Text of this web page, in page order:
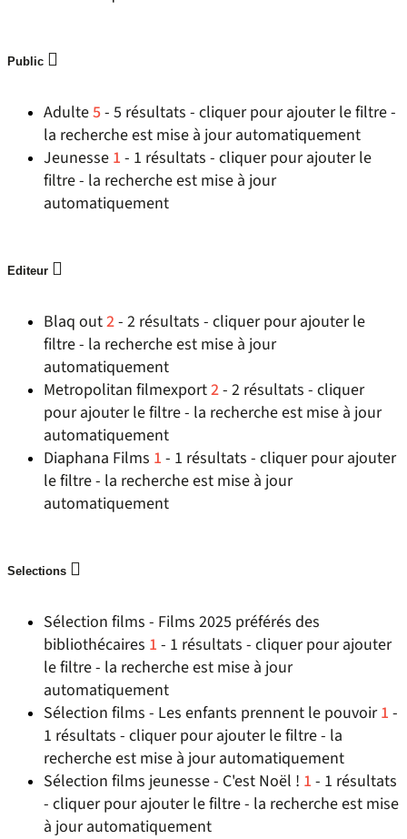
Public
Adulte5- 5 résultats - cliquer pour ajouter le filtre -
la recherche est mise à jour automatiquement
Jeunesse 1 - 1 résultats - cliquer pour ajouter le
filtre - la recherche est mise à jour
automatiquement
Editeur
Blaq out2- 2 résultats - cliquer pour ajouter le
filtre - la recherche est mise à jour
automatiquement
Metropolitan filmexport2- 2 résultats - cliquer
pour ajouter le filtre - la recherche est mise à jour
automatiquement
Diaphana Films 1 - 1 résultats - cliquer pour ajouter
le filtre - la recherche est mise à jour
automatiquement
Selections
Sélection films - Films 2025 préférés des
bibliothécaires 1 - 1 résultats - cliquer pour ajouter
le filtre - la recherche est mise à jour
automatiquement
Sélection films - Les enfants prennent le pouvoir 1 -
1 résultats - cliquer pour ajouter le filtre - la
recherche est mise à jour automatiquement
Sélection films jeunesse - C'est Noël ! 1 - 1 résultats
- cliquer pour ajouter le filtre - la recherche est mise
à jour automatiquement